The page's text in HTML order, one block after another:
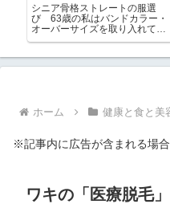
シニア骨格ストレートの服選
び 63歳の私はバンドカラー・
オーバーサイズを取り入れてい
ホーム 健康と食と美
※記事内に広告が含まれる場合
ワキの「医療脱毛